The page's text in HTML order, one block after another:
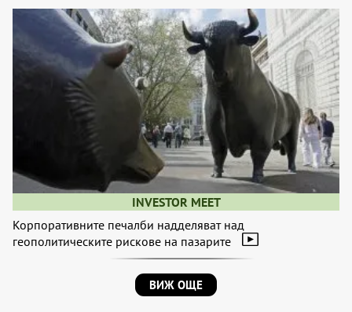
INVESTOR MEET
Корпоративните печалби надделяват над
геополитическите рискове на пазарите
ВИЖ ОЩЕ